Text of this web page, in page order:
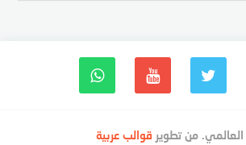
قوالب عربية